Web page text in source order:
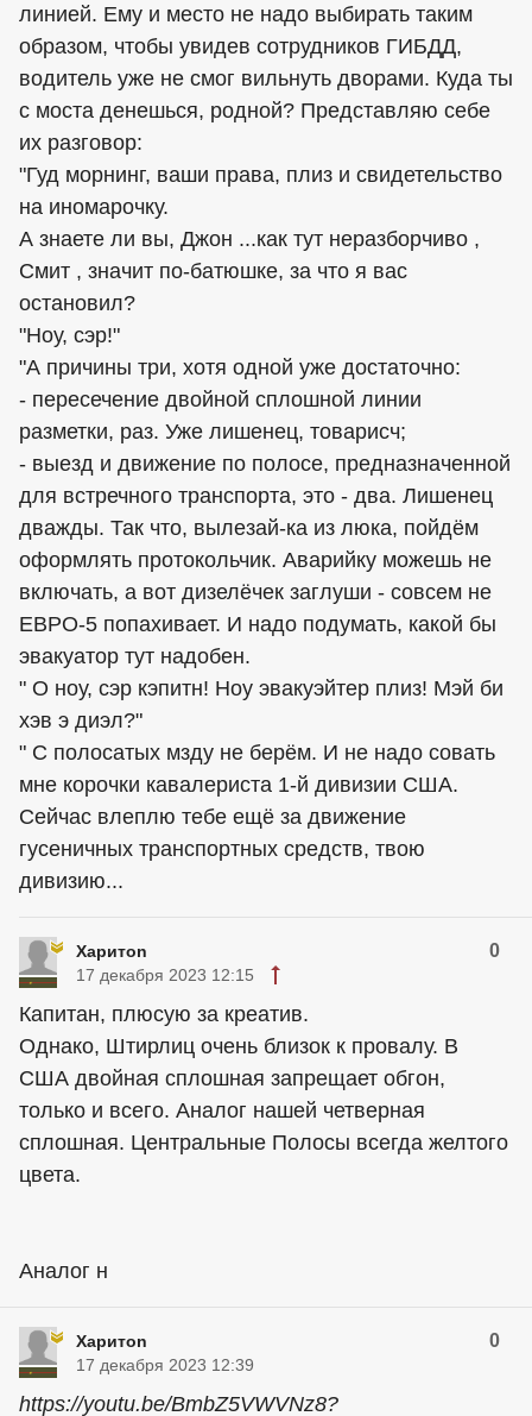
линией. Ему и место не надо выбирать таким
образом, чтобы увидев сотрудников ГИБДД,
водитель уже не смог вильнуть дворами. Куда ты
с моста денешься, родной? Представляю себе
их разговор:
"Гуд морнинг, ваши права, плиз и свидетельство
на иномарочку.
А знаете ли вы, Джон ...как тут неразборчиво ,
Смит , значит по-батюшке, за что я вас
остановил?
"Ноу, сэр!"
"А причины три, хотя одной уже достаточно:
- пересечение двойной сплошной линии
разметки, раз. Уже лишенец, товарисч;
- выезд и движение по полосе, предназначенной
для встречного транспорта, это - два. Лишенец
дважды. Так что, вылезай-ка из люка, пойдём
оформлять протокольчик. Аварийку можешь не
включать, а вот дизелёчек заглуши - совсем не
ЕВРО-5 попахивает. И надо подумать, какой бы
эвакуатор тут надобен.
" О ноу, сэр кэпитн! Ноу эвакуэйтер плиз! Мэй би
хэв э диэл?"
" С полосатых мзду не берём. И не надо совать
мне корочки кавалериста 1-й дивизии США.
Сейчас влеплю тебе ещё за движение
гусеничных транспортных средств, твою
дивизию...
Харитon 0
17 декабря 2023 12:15
Капитан, плюсую за креатив.
Однако, Штирлиц очень близок к провалу. В
США двойная сплошная запрещает обгон,
только и всего. Аналог нашей четверная
сплошная. Центральные Полосы всегда желтого
цвета.
Аналог н
Харитon 0
17 декабря 2023 12:39
https://youtu.be/BmbZ5VWVNz8?